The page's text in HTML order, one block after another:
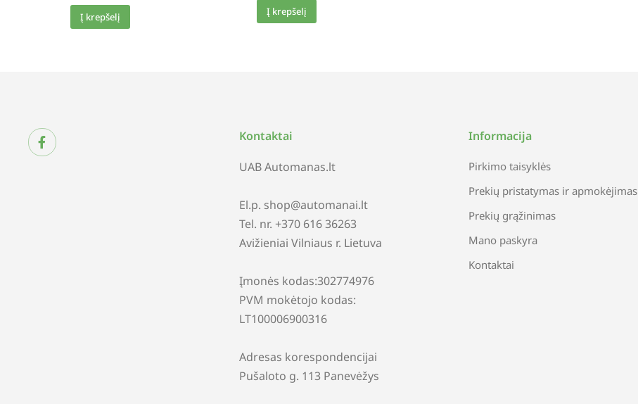
Į krepšelį Į krepšelį
Kontaktai
UAB Automanas.lt
El.p. shop@automanai.lt
Tel. nr. +370 616 36263
Avižieniai Vilniaus r. Lietuva
Įmonės kodas:302774976
PVM mokėtojo kodas:
LT100006900316
Adresas korespondencijai
Pušaloto g. 113 Panevėžys
Informacija
Pirkimo taisyklės
Prekių pristatymas ir apmokėjimas
Prekių grąžinimas
Mano paskyra
Kontaktai